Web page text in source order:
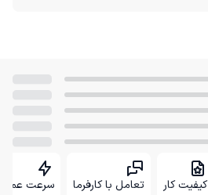
کیفیت کار تعامل با کارفرما سرعت عمل